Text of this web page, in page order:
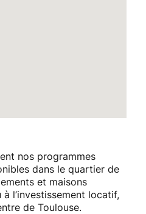
nos programmes
dans le quartier de
et maisons
à l’investissement locatif,
de Toulouse.